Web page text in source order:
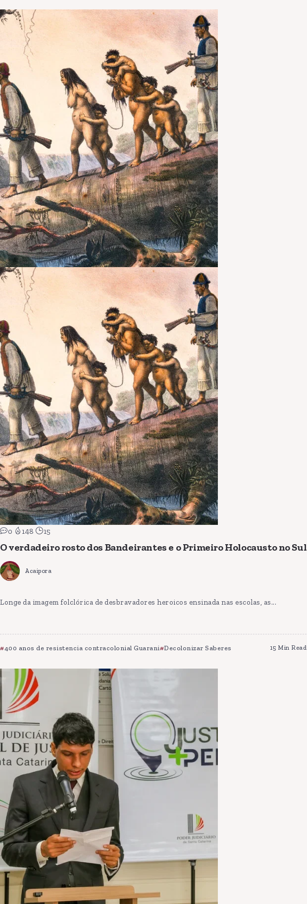
0 148 15
O verdadeiro rosto dos Bandeirantes e o Primeiro Holocausto no Sul
Acaipora
Longe da imagem folclórica de desbravadores heroicos ensinada nas escolas, as...
400 anos de resistencia contracolonial Guarani Decolonizar Saberes 15 Min Read